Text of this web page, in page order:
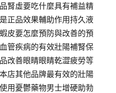
腎虛要吃什麼具有補益精
正品效果輔助作用持久液
皮要怎麼預防與改善的預
管疾病的有效壯陽補腎保
改善眼睛眼睛乾澀疲勞等
店其他品牌最有效的壯陽
用憂鬱藥物男士增硬助勃